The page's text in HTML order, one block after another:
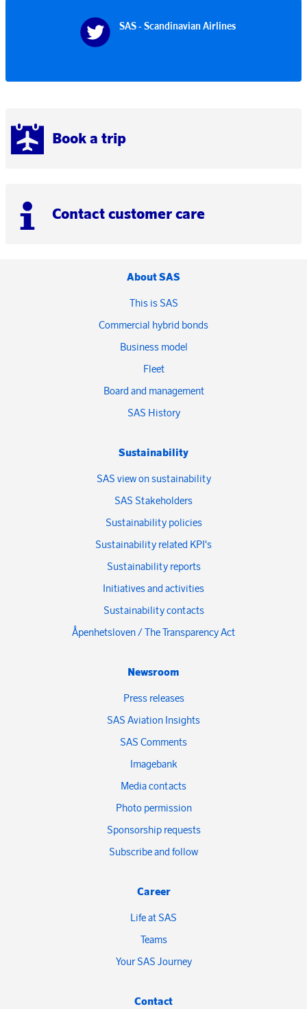
Book a trip
Contact customer care
SAS - Scandinavian Airlines
About SAS
This is SAS
Commercial hybrid bonds
Business model
Fleet
Board and management
SAS History
Sustainability
SAS view on sustainability
SAS Stakeholders
Sustainability policies
Sustainability related KPI's
Sustainability reports
Initiatives and activities
Sustainability contacts
Åpenhetsloven / The Transparency Act
Newsroom
Press releases
SAS Aviation Insights
SAS Comments
Imagebank
Media contacts
Photo permission
Sponsorship requests
Subscribe and follow
Career
Life at SAS
Teams
Your SAS Journey
Contact